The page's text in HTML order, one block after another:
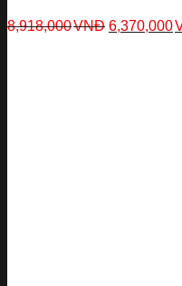
8,918,000VNĐ 6,370,000